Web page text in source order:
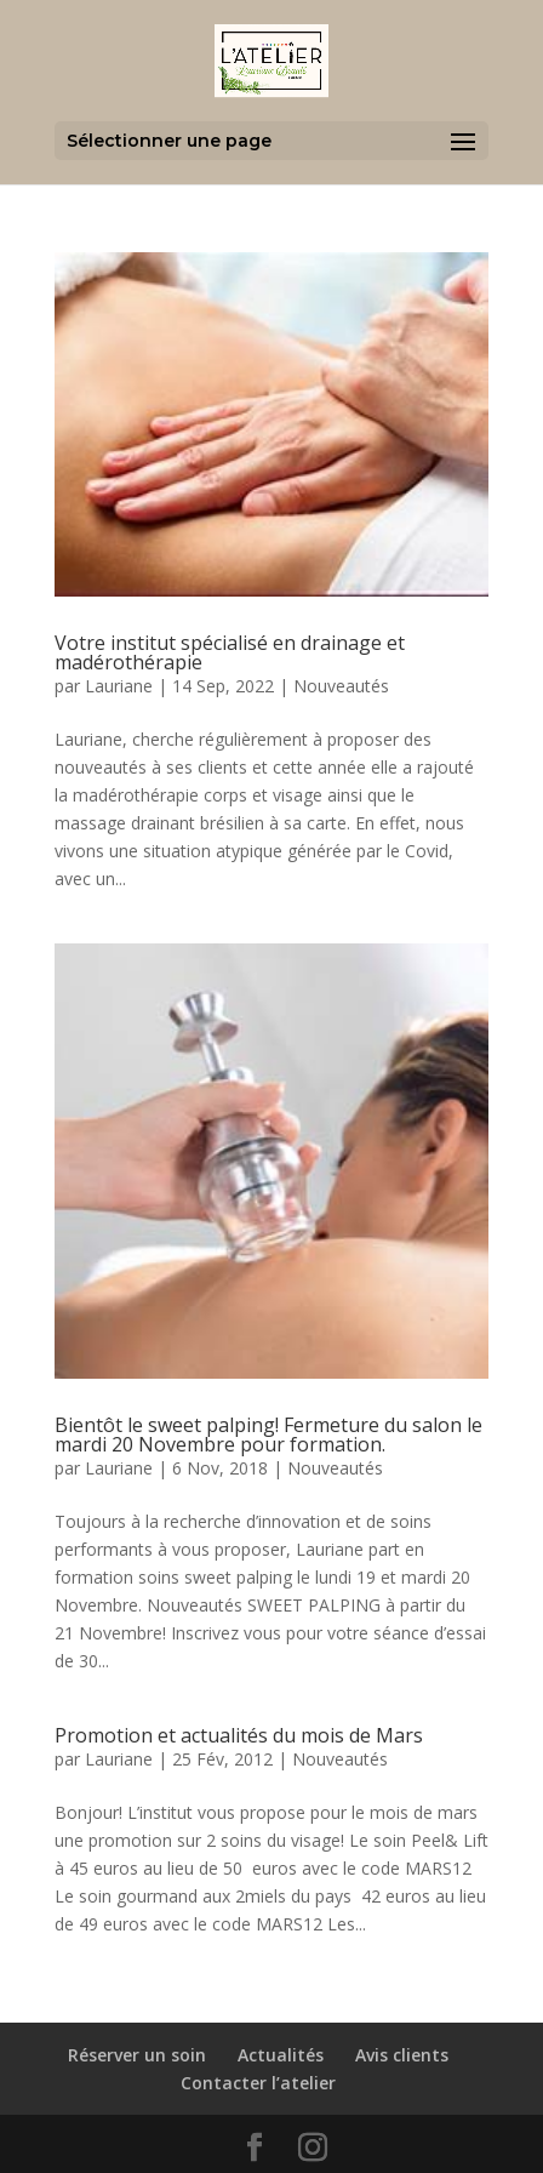
Sélectionner une page
Votre institut spécialisé en drainage et
madérothérapie
par Lauriane | 14 Sep, 2022| Nouveautés
Lauriane, cherche régulièrement à proposer des
nouveautés à ses clients et cette année elle a rajouté
la madérothérapie corps et visage ainsi que le
massage drainant brésilien à sa carte. En effet, nous
vivons une situation atypique générée par le Covid,
avec un...
Bientôt le sweet palping! Fermeture du salon le
mardi 20 Novembre pour formation.
par Lauriane | 6 Nov, 2018 | Nouveautés
Toujours à la recherche d’innovation et de soins
performants à vous proposer, Lauriane part en
formation soins sweet palping le lundi 19 et mardi 20
Novembre. Nouveautés SWEET PALPING à partir du
21 Novembre! Inscrivez vous pour votre séance d’essai
de 30...
Promotion et actualités du mois de Mars
par Lauriane | 25 Fév, 2012 | Nouveautés
Bonjour! L’institut vous propose pour le mois de mars
une promotion sur 2 soins du visage! Le soin Peel& Lift
à 45 euros au lieu de 50 euros avec le code MARS12
Le soin gourmand aux 2miels du pays 42 euros au lieu
de 49 euros avec le code MARS12 Les...
Réserver un soin Actualités
Avis clients
Contacter l’atelier